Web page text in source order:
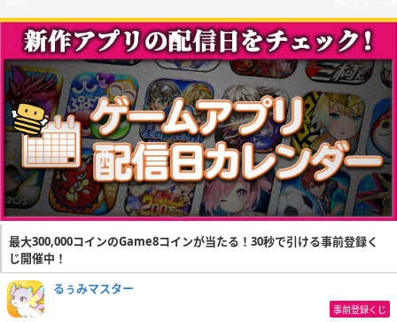
最大300,000コインのGame8コインが当たる！30秒で引ける事前登録く
じ開催中！
るぅみマスター
事前登録くじ